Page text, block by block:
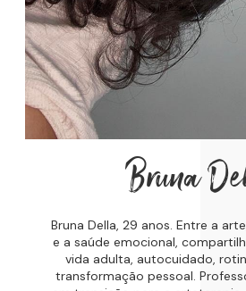
Bruna
Bruna Della, 29 anos. Entre a
e a saúde emocional,
vida adulta, autocuidado,
transformação pessoal.